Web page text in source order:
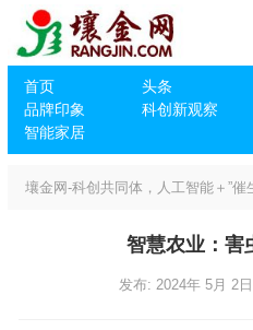
首页 头条
品牌印象
科创新观察
智能家居
壤金网-科创共同体，人工智能＋”催
智慧农业：害
发布: 2024年 5月 2日